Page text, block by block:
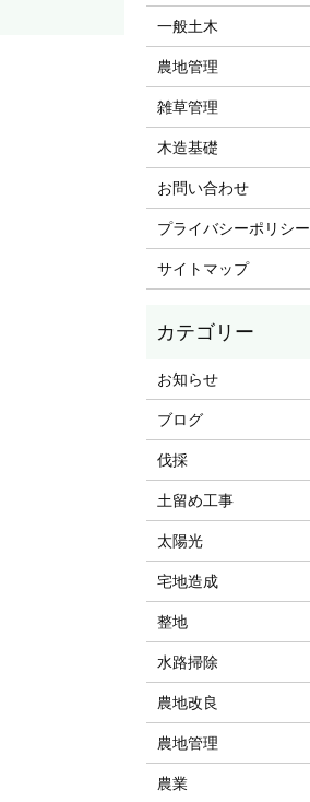
一般土木
農地管理
雑草管理
木造基礎
お問い合わせ
プライバシーポリシー
サイトマップ
お知らせ
ブログ
伐採
土留め工事
太陽光
宅地造成
整地
水路掃除
農地改良
農地管理
農業